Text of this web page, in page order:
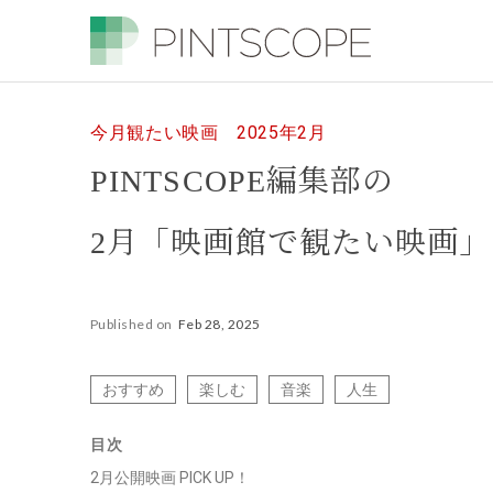
今月観たい映画 2025年2月
PINTSCOPE編集部の
2月「映画館で観たい映画」
Published on Feb 28, 2025
おすすめ 楽しむ 音楽 人生
目次
2月公開映画 PICK UP！